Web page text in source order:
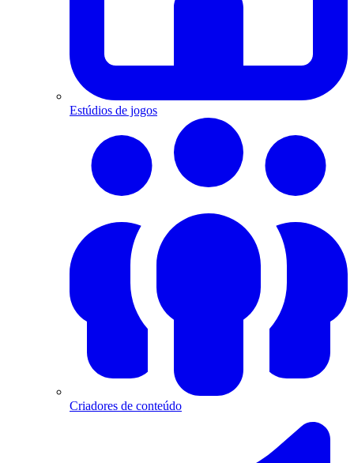
Estúdios de jogos
Criadores de conteúdo